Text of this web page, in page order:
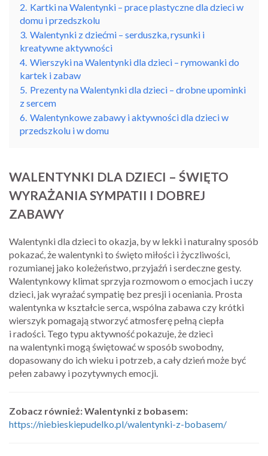
2. Kartki na Walentynki – prace plastyczne dla dzieci w
domu i przedszkolu
3. Walentynki z dziećmi – serduszka, rysunki i
kreatywne aktywności
4. Wierszyki na Walentynki dla dzieci – rymowanki do
kartek i zabaw
5. Prezenty na Walentynki dla dzieci – drobne upominki
z sercem
6. Walentynkowe zabawy i aktywności dla dzieci w
przedszkolu i w domu
WALENTYNKI DLA DZIECI – ŚWIĘTO
WYRAŻANIA SYMPATII I DOBREJ
ZABAWY
Walentynki dla dzieci to okazja, by w lekki i naturalny sposób
pokazać, że walentynki to święto miłości i życzliwości,
rozumianej jako koleżeństwo, przyjaźń i serdeczne gesty.
Walentynkowy klimat sprzyja rozmowom o emocjach i uczy
dzieci, jak wyrażać sympatię bez presji i oceniania. Prosta
walentynka w kształcie serca, wspólna zabawa czy krótki
wierszyk pomagają stworzyć atmosferę pełną ciepła
i radości. Tego typu aktywność pokazuje, że dzieci
na walentynki mogą świętować w sposób swobodny,
dopasowany do ich wieku i potrzeb, a cały dzień może być
pełen zabawy i pozytywnych emocji.
Zobacz również: Walentynki z bobasem:
https://niebieskiepudelko.pl/walentynki-z-bobasem/